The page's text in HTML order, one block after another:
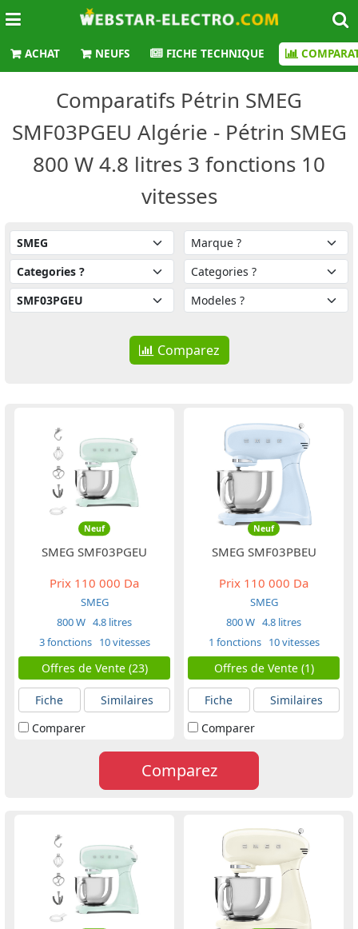
ACHAT NEUFS FICHE TECHNIQUE
Comparatifs Pétrin SMEG
SMF03PGEU Algérie - Pétrin SMEG
800 W 4.8 litres 3 fonctions 10
vitesses
Comparez
Neuf
SMEG SMF03PGEU
Prix 110 000 Da
SMEG
800 W 4.8 litres
3 fonctions 10 vitesses
Offres de Vente (23)
Fiche
Similaires
Comparer
Neuf
SMEG SMF03PBEU
Prix 110 000 Da
SMEG
800 W 4.8 litres
1 fonctions 10 vitesses
Offres de Vente (1)
Fiche
Similaires
Comparer
Comparez